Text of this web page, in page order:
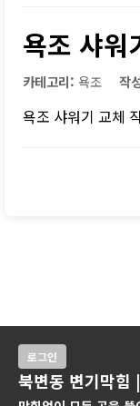
욕조 샤워
카테고리: 욕조 작
욕조 샤워기 교체
로그인
북변동 변기막힘